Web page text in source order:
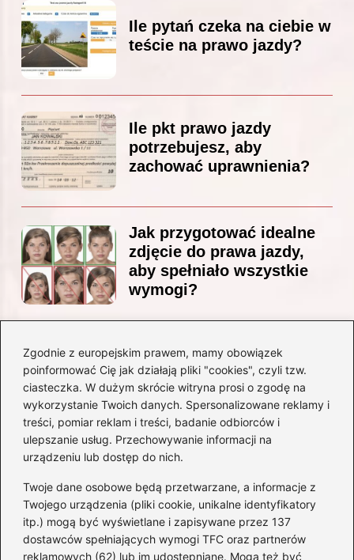
Zgodnie z europejskim prawem, mamy obowiązek
poinformować Cię jak działają pliki "cookies", czyli tzw.
ciasteczka. W dużym skrócie witryna prosi o zgodę na
wykorzystanie Twoich danych. Spersonalizowane reklamy i
treści, pomiar reklam i treści, badanie odbiorców i
ulepszanie usług. Przechowywanie informacji na
urządzeniu lub dostęp do nich.
Twoje dane osobowe będą przetwarzane, a informacje z
Twojego urządzenia (pliki cookie, unikalne identyfikatory
itp.) mogą być wyświetlane i zapisywane przez 137
dostawców spełniających wymogi TFC oraz partnerów
reklamowych (62) lub im udostępniane. Mogą też być
Ile pytań czeka na ciebie w
teście na prawo jazdy?
Ile pkt prawo jazdy
potrzebujesz, aby
zachować uprawnienia?
Jak przygotować idealne
zdjęcie do prawa jazdy,
aby spełniało wszystkie
wymogi?
Czy Jarosław Kaczyński
posiada prawo jazdy? Oto
prawda, którą warto znać!
Kategorie
Akumulatory(71)
Benzyna i Diesel(68)
Motocykle(47)